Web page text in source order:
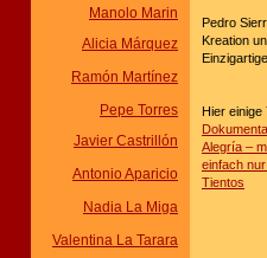
Manolo Marin
Alicia Márquez
Ramón Martínez
Pepe Torres
Javier Castrillón
Antonio Aparicio
Nadia La Miga
Valentina La Tarara
Pedro
Kreation
Hier einige
Alegría –
einfach nur
Tientos